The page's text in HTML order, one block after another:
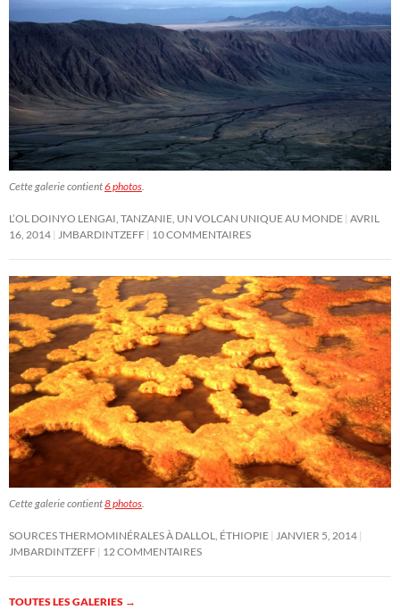
Cette galerie contient6 photos.
L’OL DOINYO LENGAI, TANZANIE, UN VOLCAN UNIQUE AU MONDE AVRIL
16, 2014 JMBARDINTZEFF 10 COMMENTAIRES
Cette galerie contient8 photos.
SOURCES THERMOMINÉRALES À DALLOL, ÉTHIOPIE JANVIER 5, 2014
JMBARDINTZEFF 12 COMMENTAIRES
TOUTES LES GALERIES →